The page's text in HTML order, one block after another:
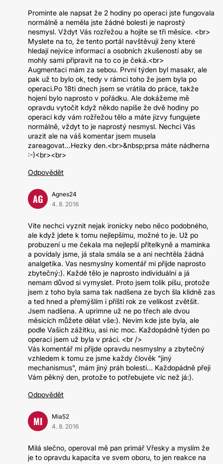
Prominte ale napsat že 2 hodiny po operaci jste fungovala
normálně a neměla jste žádné bolesti je naprostý
nesmysl. Vždyt Vás rozřežou a hojíte se tři měsíce. <br>
Myslete na to, že tento portál navštěvují ženy které
hledají nejvíce informací a osobních zkušeností aby se
mohly sami připravit na to co je čeká.<br>
Augmentaci mám za sebou. První týden byl masakr, ale
pak už to bylo ok, tedy v rámci toho že jsem byla po
operaci.Po 18ti dnech jsem se vrátila do práce, takže
hojení bylo naprosto v pořádku. Ale dokážeme mě
opravdu vytočit když někdo napíše že dvě hodiny po
operaci kdy vám rožřežou tělo a máte jizvy fungujete
normálně, vždyt to je naprostý nesmysl. Nechci Vás
urazit ale na váš komentar jsem musela
zareagovat...Hezky den.<br>&nbsp;prsa máte nádherna
:-)<br><br>
Odpovědět
AG
Agnes24
4. 8. 2016
Víte nechci vyznit nejak ironicky nebo něco podobného,
ale když jdete k tomu nejlepšímu, možné to je. Už po
probuzení u me čekala ma nejlepší přítelkyně a maminka
a povídaly jsme, já stala smála se a ani nechtěla žádná
analgetika. Vas nesmyslny komentář mi přijde naprosto
zbytečný:). Každé tělo je naprosto individuální a já
nemam důvod si vymyslet. Proto jsem tolik píšu, protože
jsem z toho byla sama tak nadšena ze bych šla klidně zas
a ted hned a přemýšlím i příští rok ze velikost zvětšit.
Jsem nadšena. A uprimne už ne po třech ale dvou
měsících můžete dělat vše:). Nevim kde jste byla, ale
podle Vašich zážitku, asi nic moc. Každopádně týden po
operaci jsem už byla v práci. <br />
Vás komentář mi přijde opravdu nesmyslny a zbytečný
vzhledem k tomu ze jsme každy člověk "jiný
mechanismus", mám jiný práh bolesti... Každopádně přeji
Vám pěkný den, protože to potřebujete víc než já:).
Odpovědět
MI
Mia52
4. 8. 2016
Milá slečno, operoval mě pan primář Vřesky a myslím že
je to opravdu kapacita ve svem oboru, to jen reakce na